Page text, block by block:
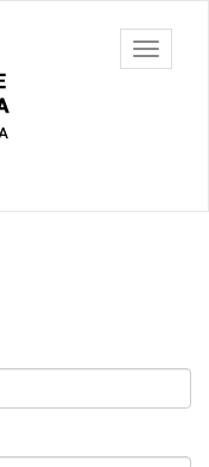
barra